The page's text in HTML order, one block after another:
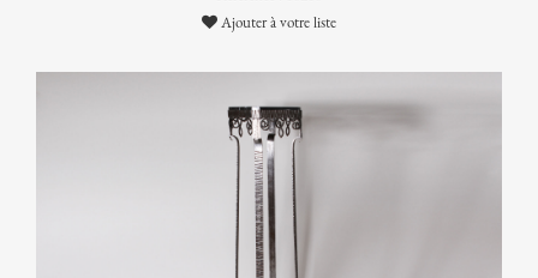
Ajouter à votre liste